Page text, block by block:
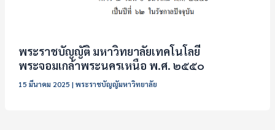
พระราชบัญญัติ มหาวิทยาลัยเทคโนโลยี
พระจอมเกล้าพระนครเหนือ พ.ศ. ๒๕๕๐
15 มีนาคม 2025 | พระราชบัญญัมหาวิทยาลัย